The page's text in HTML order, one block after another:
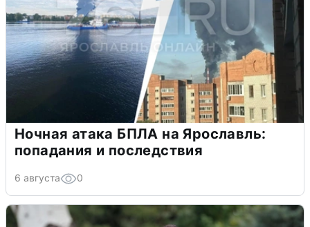
Ночная атака БПЛА на Ярославль:
попадания и последствия
6 августа 0